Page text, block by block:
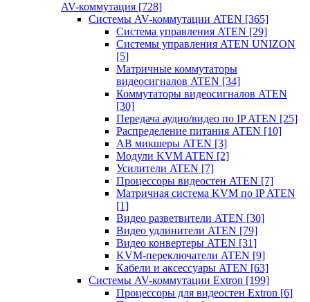
AV-коммутация [728]
Системы AV-коммутации ATEN [365]
Система управления ATEN [29]
Системы управления ATEN UNIZON
[5]
Матричные коммутаторы
видеосигналов ATEN [34]
Коммутаторы видеосигналов ATEN
[30]
Передача аудио/видео по IP ATEN [25]
Распределение питания ATEN [10]
АВ микшеры ATEN [3]
Модули KVM ATEN [2]
Усилители ATEN [7]
Процессоры видеостен ATEN [7]
Матричная система KVM по IP ATEN
[1]
Видео разветвители ATEN [30]
Видео удлинители ATEN [79]
Видео конвертеры ATEN [31]
KVM-переключатели ATEN [9]
Кабели и аксессуары ATEN [63]
Системы AV-коммутации Extron [199]
Процессоры для видеостен Extron [6]